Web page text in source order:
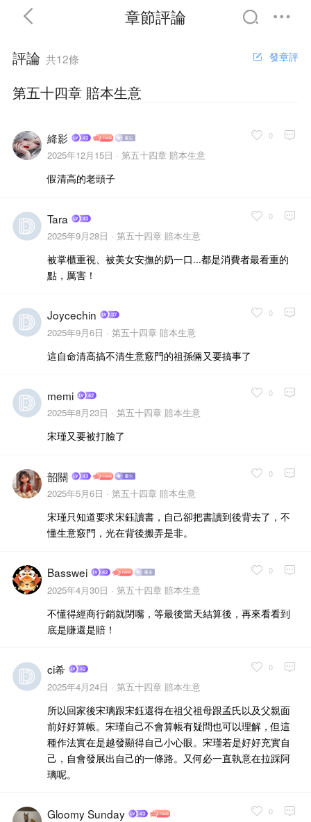
章節評論
評論 共12條 發章評
第五十四章 賠本生意
絳影
2025年12月15日 ·第五十四章 賠本生意
0
假清高的老頭子
Tara
2025年9月28日 ·第五十四章 賠本生意
0
被掌櫃重視、被美女安撫的奶一口...都是消費者最看重的
點，厲害！
Joycechin
2025年9月6日 ·第五十四章 賠本生意
0
這自命清高搞不清生意竅門的祖孫倆又要搞事了
memi
2025年8月23日 ·第五十四章 賠本生意
0
宋瑾又要被打臉了
韶關
2025年5月6日 ·第五十四章 賠本生意
0
宋瑾只知道要求宋鈺讀書，自己卻把書讀到後背去了，不
懂生意竅門，光在背後搬弄是非。
Basswei
2025年4月30日 ·第五十四章 賠本生意
0
不懂得經商行銷就閉嘴，等最後當天結算後，再來看看到
底是賺還是賠！
ci希
2025年4月24日 ·第五十四章 賠本生意
0
所以回家後宋璃跟宋鈺還得在祖父祖母跟孟氏以及父親面
前好好算帳。宋瑾自己不會算帳有疑問也可以理解，但這
種作法實在是越發顯得自己小心眼。宋瑾若是好好充實自
己，自會發展出自己的一條路。又何必一直執意在拉踩阿
璃呢。
Gloomy Sunday 0
首頁
完結